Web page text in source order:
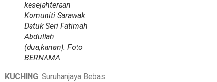
kesejahteraan
Komuniti Sarawak
Datuk Seri Fatimah
Abdullah
(dua,kanan). Foto
BERNAMA
KUCHING: Suruhanjaya Bebas